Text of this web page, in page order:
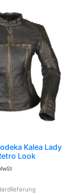
Kalea Lady
Look
weist
mehrere
auf.
Die
können
auf
gewählt